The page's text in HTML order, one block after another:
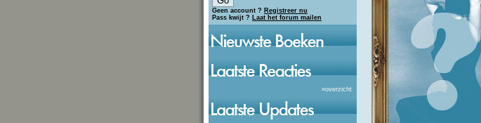
Geen account ? Registreer nu
Pass kwijt ? Laat het forum mailen
»overzicht